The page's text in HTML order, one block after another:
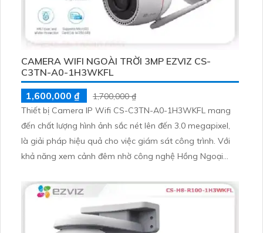
CAMERA WIFI NGOÀI TRỜI 3MP EZVIZ CS-
C3TN-A0-1H3WKFL
1,600,000 ₫
1,700,000 ₫
Thiết bị Camera IP Wifi CS-C3TN-A0-1H3WKFL mang
đến chất lượng hình ảnh sắc nét lên đến 3.0 megapixel,
là giải pháp hiệu quả cho việc giám sát công trình. Với
khả năng xem cảnh đêm nhờ công nghệ Hồng Ngoại
giảm chất lượng